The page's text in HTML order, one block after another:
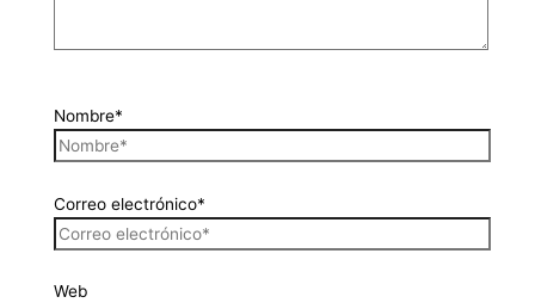
Nombre*
Correo electrónico*
Web